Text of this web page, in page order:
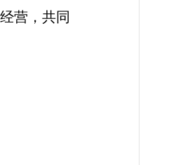
营，共同